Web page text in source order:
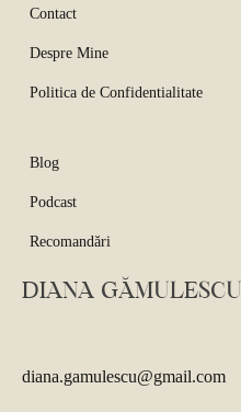
Contact
Despre Mine
Politica de Confidentialitate
Blog
Podcast
Recomandări
DIANA GĂMULESCU
diana.gamulescu@gmail.com